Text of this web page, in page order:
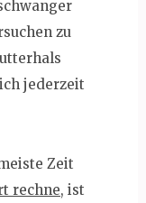
zu
jederzeit
Zeit
rechne, ist